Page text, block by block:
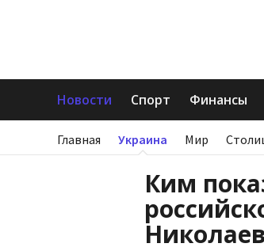
Новости Спорт Финансы
Главная Украина Мир
Ким